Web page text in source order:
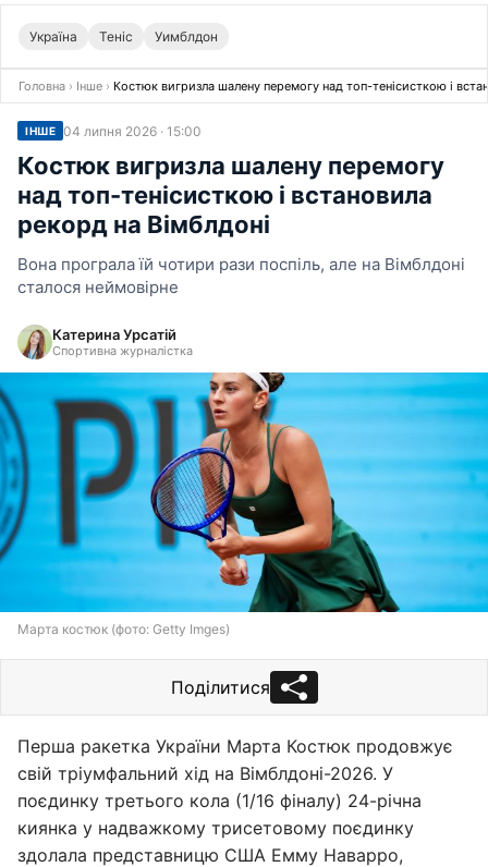
Україна Теніс Уимблдон
Головна › Інше › Костюк вигризла шалену перемогу над топ-тенісисткою і
ІНШЕ 04 липня 2026 · 15:00
Костюк вигризла шалену перемогу
над топ-тенісисткою і встановила
рекорд на Вімблдоні
Вона програла їй чотири рази поспіль, але на Вімблдоні
сталося неймовірне
Катерина Урсатій
Спортивна журналістка
Марта костюк (фото: Getty Imges)
Поділитися
Перша ракетка України Марта Костюк продовжує
свій тріумфальний хід на Вімблдоні-2026. У
поєдинку третього кола (1/16 фіналу) 24-річна
киянка у надважкому трисетовому поєдинку
здолала представницю США Емму Наварро,